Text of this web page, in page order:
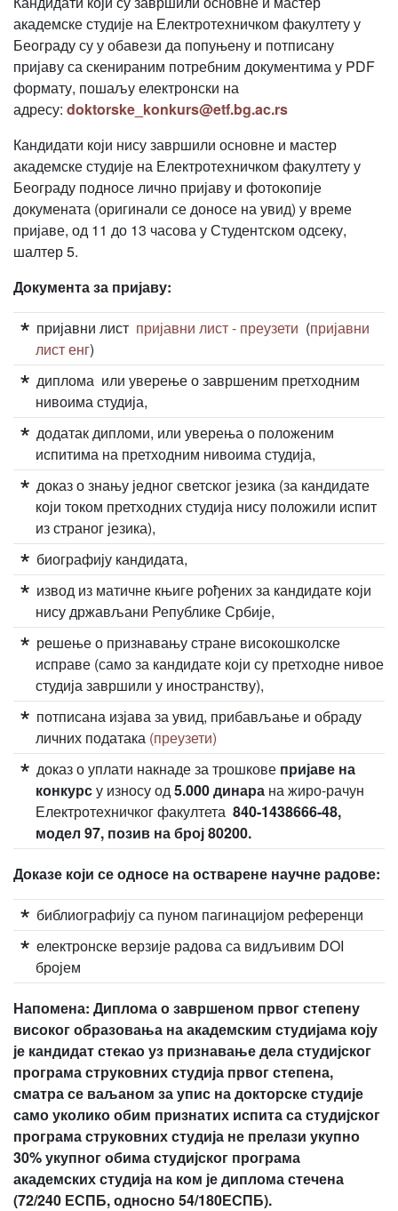
академске студије на Електротехничком факултету у
Београду су у обавези да попуњену и потписану
пријаву са скенираним потребним документима у PDF
формату, пошаљу електронски на
адресу: doktorske_konkurs@etf.bg.ac.rs
Кандидати који нису завршили основне и мастер
академске студије на Електротехничком факултету у
Београду подносе лично пријаву и фотокопије
докумената (оригинали се доносе на увид) у време
пријаве, од 11 до 13 часова у Студентском одсеку,
шалтер 5.
Документа за пријаву:
пријавни лист пријавни лист - преузети (пријавни
лист енг)
диплома или уверење о завршеним претходним
нивоима студија,
додатак дипломи, или уверења о положеним
испитима на претходним нивоима студија,
доказ о знању једног светског језика (за кандидате
који током претходних студија нису положили испит
из страног језика),
биографију кандидата,
извод из матичне књиге рођених за кандидате који
нису држављани Републике Србије,
решење о признавању стране високошколске
исправе (само за кандидате који су претходне нивое
студија завршили у иностранству),
потписана изјава за увид, прибављање и обраду
личних података (преузети)
доказ о уплати накнаде за трошкове пријаве на
конкурсу износу од5.000 динара на жиро-рачун
Електротехничког факултета 840-1438666-48,
модел 97, позив на број 80200.
Доказе који се односе на остварене научне радове:
библиографију са пуном пагинацијом референци
електронске верзије радова са видљивим DOI
бројем
Напомена: Диплома о завршеном првог степену
високог образовања на академским студијама коју
је кандидат стекао уз признавање дела студијског
програма струковних студија првог степена,
сматра се ваљаном за упис на докторске студије
само уколико обим признатих испита са студијског
програма струковних студија не прелази укупно
30% укупног обима студијског програма
академских студија на ком је диплома стечена
(72/240 ЕСПБ, односно 54/180ЕСПБ).